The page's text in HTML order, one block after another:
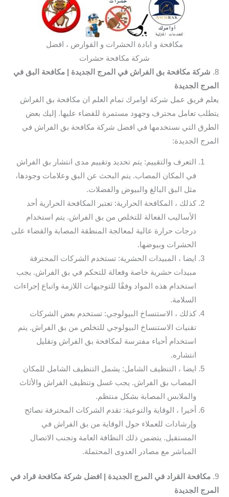
مكافحة و ابادة الحشرات و القوارض ، افضل
شركة مكافحة حشرات
8. شركة مكافحة بق الفراش في المرج الجديدة | مكافحة البق في
المرج الجديدة
يعلم فريق عمل شركة اوامرك تمام العلم ان مكافحة بق الفراش
يتطلب تعامل محترف وجهود مستمرة للقضاء عليها. إليك بعض
الطرق التي نستخدمها في افضل شركة مكافحة بق الفراش في
المرج الجديدة:
التعرف والتقييم: يتم تحديد وتقييم مدى انتشار بق الفراش
في المكان المصاب. يتم البحث عن البق وعلامات وجودها،
مثل البق البالغ والبيوض والفضلات.
كذلك ، المكافحة الحرارية: تعتبر المكافحة الحرارية أحد
الأساليب الفعالة للتخلص من بق الفراش. يتم استخدام
درجات حرارة عالية لمعالجة المنطقة المصابة والقضاء على
الحشرات وبيوضها.
ايضا ، المبيدات الحشرية: تستخدم الشركات المحترفة
مبيدات حشرية خاصة وفعالة للتحكم في بق الفراش. يجب
استخدام هذه المواد وفقًا للتوجيهات اللازمة واتباع إجراءات
السلامة.
كذلك ، الاستنساخ البيولوجي: تستخدم بعض الشركات
تقنيات الاستنساخ البيولوجي للتخلص من بق الفراش. يتم
استخدام أحياء مفترسة لمكافحة بق الفراش وتقليل
انتشاره.
ايضا ، التنظيف الشامل: يشمل التنظيف الشامل للمكان
المصاب بق الفراش. يجب غسل وتنظيف الفراش والأثاث
والملابس المصابة بشكل منتظم.
أخيرا ، الوقاية والتوعية: تقدم الشركات المحترفة نصائح
وإرشادات للعملاء حول الوقاية من بق الفراش في
المستقبل. يتضمن ذلك النظافة العامة وتجنب الاتصال
المباشر مع مصادر العدوى المحتملة.
9. مكافحة القراد في المرج الجديدة | افضل شركة مكافحة قراد في
المرج الجديدة